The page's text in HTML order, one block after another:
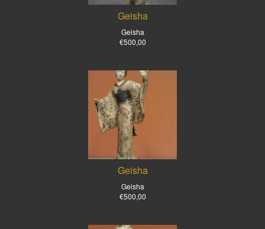
Geisha
Geisha
€500,00
Geisha
Geisha
€500,00